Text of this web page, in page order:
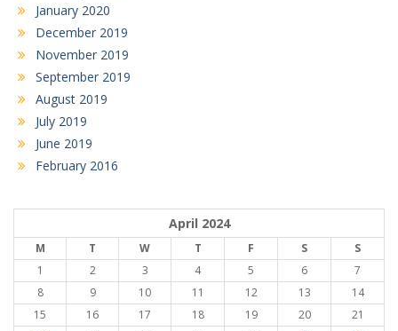
January 2020
December 2019
November 2019
September 2019
August 2019
July 2019
June 2019
February 2016
April 2024
M T W T F S
S
1
2 3 4 5 6
7
8
9 10 11 12 13
14
15
16 17 18 19 20
21